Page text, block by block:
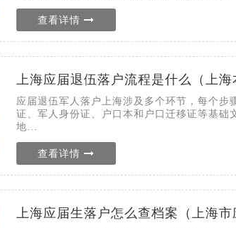
查看详情
上海应届退伍落户流程是什么（上海
应届退伍军人落户上海涉及多个环节，每个
证、军人身份证、户口本和户口迁移证等基础
地...
查看详情
上海应届生落户怎么查档案（上海市